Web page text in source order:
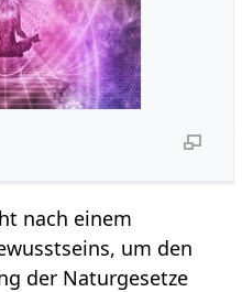
nach einem
um den
der Naturgesetze